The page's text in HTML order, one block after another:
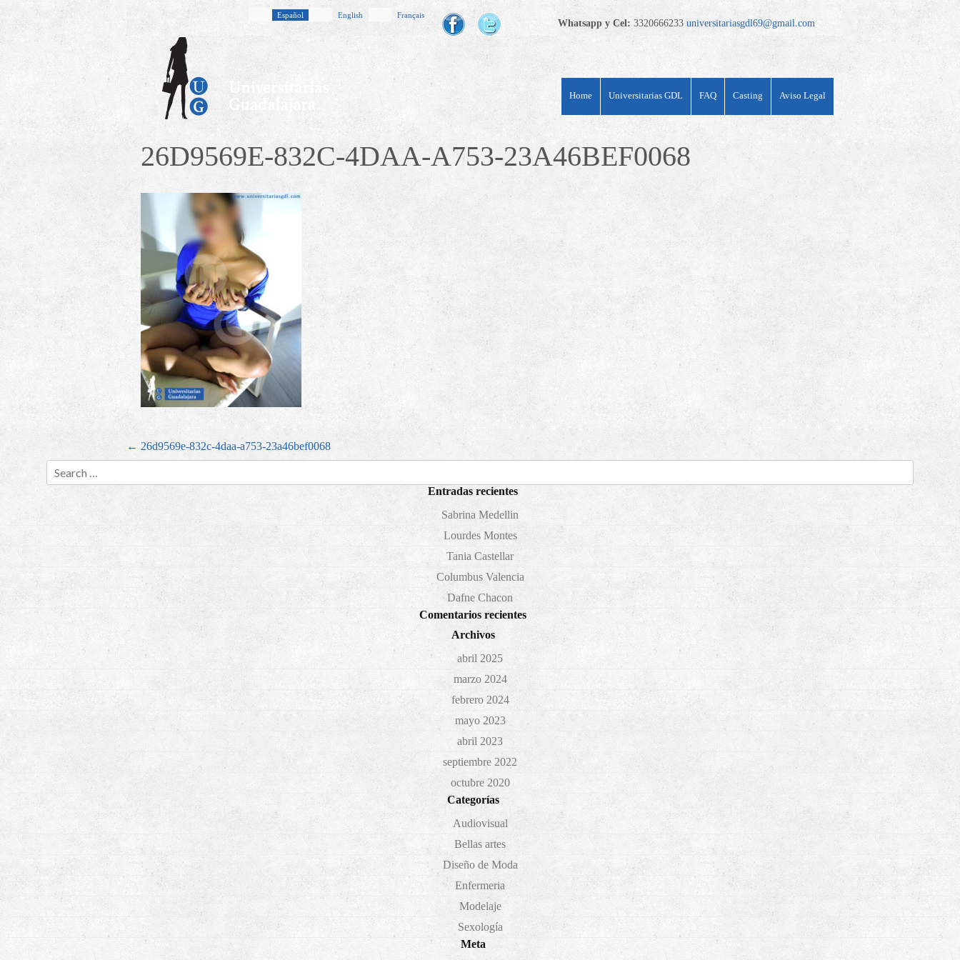
Español English Français
Whatsapp y Cel: 3320666233universitariasgdl69@gmail.com
Home Universitarias GDL FAQ Casting Aviso Legal
26D9569E-832C-4DAA-A753-23A46BEF0068
Post navigation
← 26d9569e-832c-4daa-a753-23a46bef0068
Entradas recientes
Sabrina Medellin
Lourdes Montes
Tania Castellar
Columbus Valencia
Dafne Chacon
Comentarios recientes
Archivos
abril 2025
marzo 2024
febrero 2024
mayo 2023
abril 2023
septiembre 2022
octubre 2020
Categorías
Audiovisual
Bellas artes
Diseño de Moda
Enfermeria
Modelaje
Sexología
Meta